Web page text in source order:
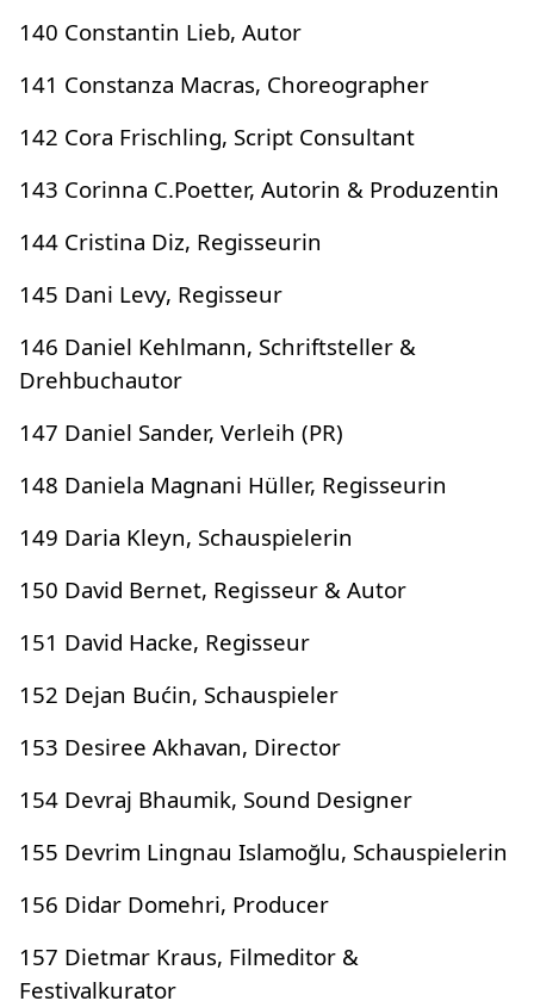
140 Constantin Lieb, Autor
141 Constanza Macras, Choreographer
142 Cora Frischling, Script Consultant
143 Corinna C.Poetter, Autorin & Produzentin
144 Cristina Diz, Regisseurin
145 Dani Levy, Regisseur
146 Daniel Kehlmann, Schriftsteller &
Drehbuchautor
147 Daniel Sander, Verleih (PR)
148 Daniela Magnani Hüller, Regisseurin
149 Daria Kleyn, Schauspielerin
150 David Bernet, Regisseur & Autor
151 David Hacke, Regisseur
152 Dejan Bućin, Schauspieler
153 Desiree Akhavan, Director
154 Devraj Bhaumik, Sound Designer
155 Devrim Lingnau Islamoğlu, Schauspielerin
156 Didar Domehri, Producer
157 Dietmar Kraus, Filmeditor &
Festivalkurator